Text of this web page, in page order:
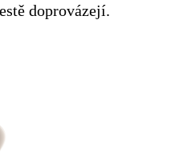
doprovázejí.